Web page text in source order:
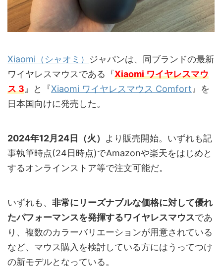
Xiaomi（シャオミ） ジャパンは、同ブランドの最新
ワイヤレスマウスである『Xiaomi ワイヤレスマウ
ス 3』と『Xiaomi ワイヤレスマウス Comfort』を
日本国向けに発売した。
2024年12月24日（火） より販売開始。いずれも記
事執筆時点(24日時点)でAmazonや楽天をはじめと
するオンラインストア等で注文可能だ。
いずれも、 非常にリーズナブルな価格に対して優れ
たパフォーマンスを発揮するワイヤレスマウスであ
り、複数のカラーバリエーションが用意されている
など、マウス購入を検討している方にはうってつけ
の新モデルとなっている。